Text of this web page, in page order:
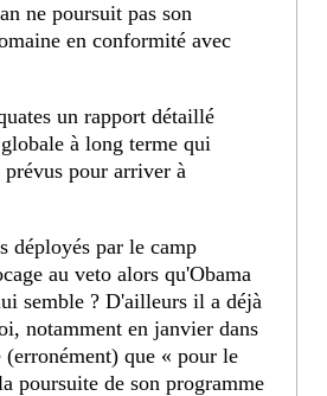
ne poursuit pas son
en conformité avec
un rapport détaillé
à long terme qui
prévus pour arriver à
déployés par le camp
au veto alors qu'Obama
semble ? D'ailleurs il a déjà
notamment en janvier dans
que « pour le
poursuite de son programme